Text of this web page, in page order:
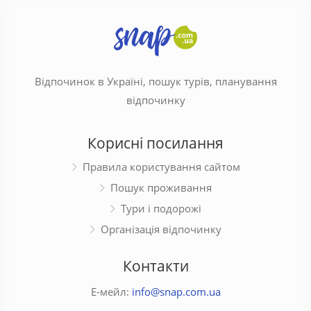
Відпочинок в Україні, пошук турів, планування
відпочинку
Корисні посилання
Правила користування сайтом
Пошук проживання
Тури і подорожі
Організація відпочинку
Контакти
Е-мейл: info@snap.com.ua